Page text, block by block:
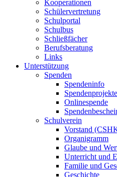
Kooperationen
Schülervertretung
Schulportal
Schulbus
Schließfächer
Berufsberatung
Links
Unterstützung
Spenden
Spendeninfo
Spendenprojekte
Onlinespende
Schulverein
Vorstand
Organigramm
Glaube und
Unterricht und
Familie und
Geschichte